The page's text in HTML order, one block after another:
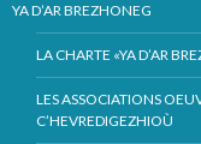
YA D’AR BREZHONEG
LA CHARTE «YA D’AR
LES ASSOCIATIONS
C’HEVREDIGEZHIOÙ